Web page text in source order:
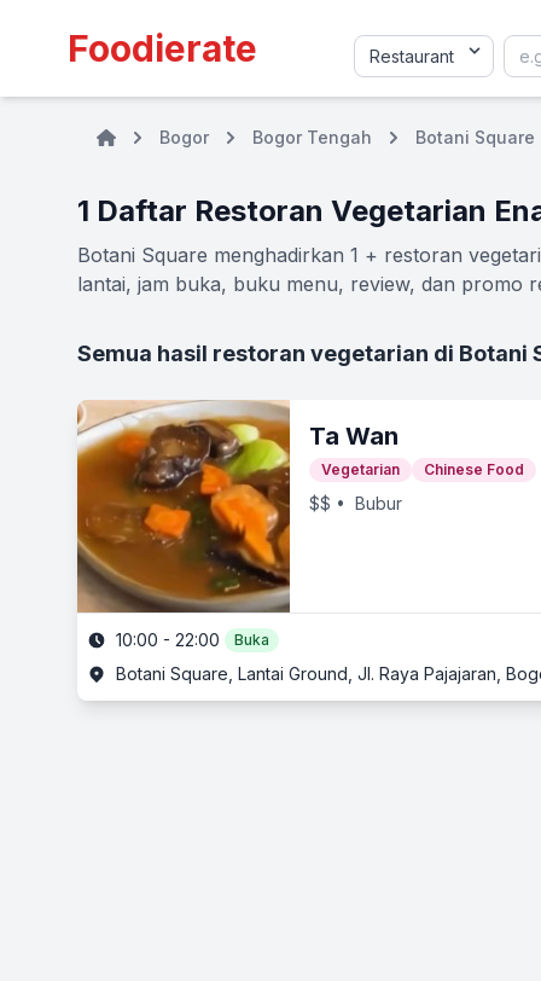
Foodierate
Bogor Bogor Tengah Botani Square
1 Daftar Restoran Vegetarian
Botani Square menghadirkan 1 + restoran
lantai, jam buka, buku menu, review, dan promo
Semua hasil restoran vegetarian di Botani
Ta Wan
Vegetarian Chinese Food
$$ • Bubur
10:00 - 22:00 Buka
Botani Square, Lantai Ground, Jl. Raya Pajajaran,